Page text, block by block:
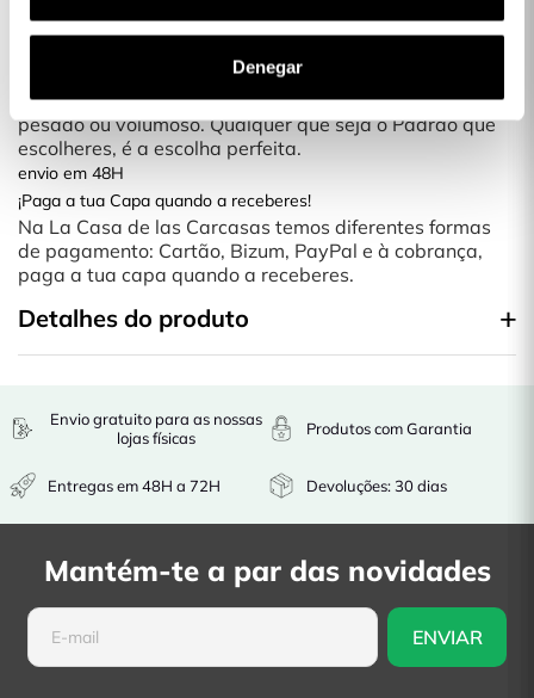
Denegar
¿Adoras mudar o Padrão da tua Capa de Telemóvel?
Com as nossas novas Capas para telemóvel podes
Uma Capa leve que não torna o teu Telemóvel mais
pesado ou volumoso. Qualquer que seja o Padrão que
escolheres, é a escolha perfeita.
envio em 48H
¡Paga a tua Capa quando a receberes!
Na La Casa de las Carcasas temos diferentes formas
de pagamento: Cartão, Bizum, PayPal e à cobrança,
paga a tua capa quando a receberes.
Detalhes do produto
Envio gratuito para as nossas
lojas físicas
Entregas em 48H a 72H
Produtos com Garantia
Devoluções: 30 dias
Mantém-te a par das novidades